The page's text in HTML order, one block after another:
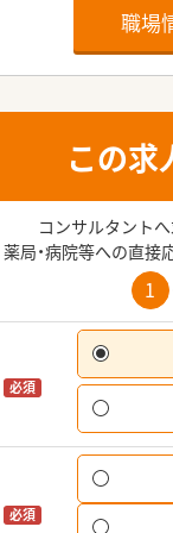
職場
この求
コンサルタント
薬局・病院等への直接
1
必須
必須